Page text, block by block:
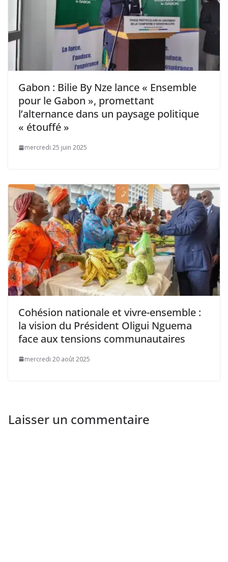
Gabon : Bilie By Nze lance « Ensemble
pour le Gabon », promettant
l’alternance dans un paysage politique
« étouffé »
mercredi 25 juin 2025
Cohésion nationale et vivre-ensemble :
la vision du Président Oligui Nguema
face aux tensions communautaires
mercredi 20 août 2025
Laisser un commentaire